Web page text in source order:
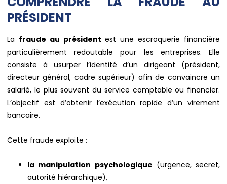
PRÉSIDENT
La fraude au président est une escroquerie financière
particulièrement redoutable pour les entreprises. Elle
consiste à usurper l’identité d’un dirigeant (président,
directeur général, cadre supérieur) afin de convaincre un
salarié, le plus souvent du service comptable ou financier.
L’objectif est d’obtenir l’exécution rapide d’un virement
bancaire.
Cette fraude exploite :
la manipulation psychologique (urgence, secret,
autorité hiérarchique),